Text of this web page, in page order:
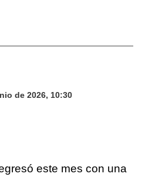
de 2026, 10:30
este mes con una